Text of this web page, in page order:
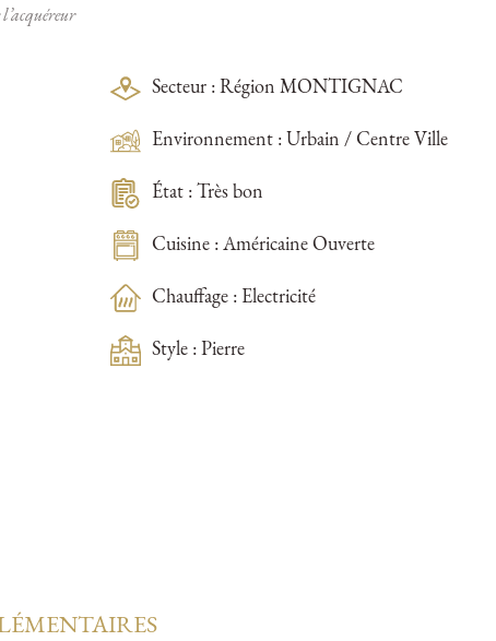
Secteur : Région MONTIGNAC
Environnement : Urbain / Centre Ville
État : Très bon
Cuisine : Américaine Ouverte
Chauffage : Electricité
Style : Pierre